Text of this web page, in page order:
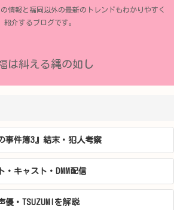
情報と福岡以外の最新のトレンドもわかりやすく
紹介するブログです。
は糾える縄の如し
事件簿3』結末・犯人考察
キャスト・DMM配信
優・TSUZUMIを解説